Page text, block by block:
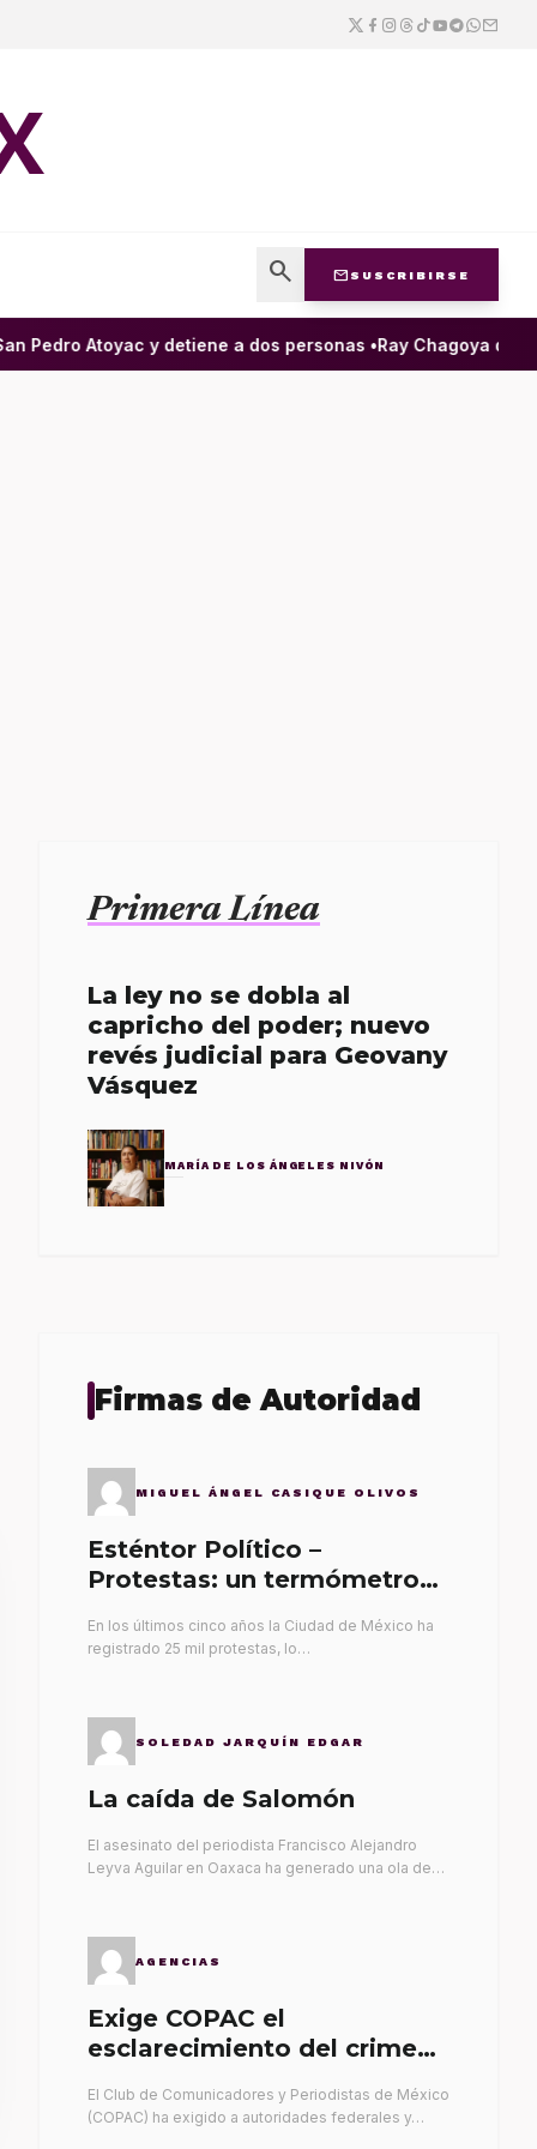
search mail SUSCRIBIRSE
Atoyac y detiene a dos personas •Ray Chagoya
Primera Línea
La ley no se dobla al
capricho del poder; nuevo
revés judicial para Geovany
Vásquez
MARÍA DE LOS ÁNGELES NIVÓN
Firmas de Autoridad
MIGUEL ÁNGEL CASIQUE OLIVOS
Esténtor Político –
Protestas: un termómetro
En los últimos cinco años la Ciudad de México ha
registrado 25 mil protestas, lo…
SOLEDAD JARQUÍN EDGAR
La caída de Salomón
El asesinato del periodista Francisco Alejandro
Leyva Aguilar en Oaxaca ha generado una ola de…
AGENCIAS
Exige COPAC el
esclarecimiento del crimen
El Club de Comunicadores y Periodistas de México
(COPAC) ha exigido a autoridades federales y…